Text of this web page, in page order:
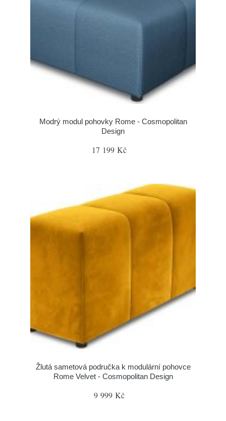
Modrý modul pohovky Rome - Cosmopolitan
Design
17 199 Kč
Žlutá sametová područka k modulární pohovce
Rome Velvet - Cosmopolitan Design
9 999 Kč